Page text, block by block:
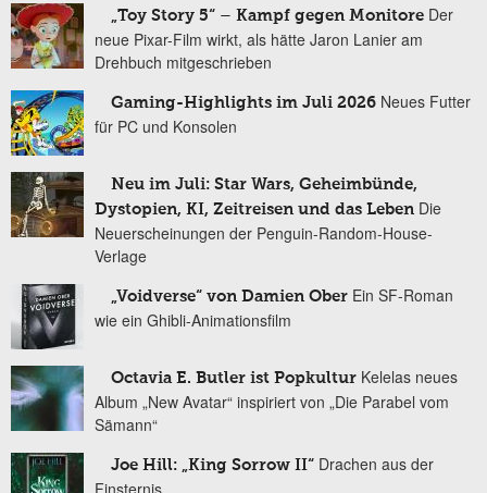
„Toy Story 5“ – Kampf gegen Monitore Der
neue Pixar-Film wirkt, als hätte Jaron Lanier am
Drehbuch mitgeschrieben
Gaming-Highlights im Juli 2026 Neues Futter
für PC und Konsolen
Neu im Juli: Star Wars, Geheimbünde,
Dystopien, KI, Zeitreisen und das Leben Die
Neuerscheinungen der Penguin-Random-House-
Verlage
„Voidverse“ von Damien Ober Ein SF-Roman
wie ein Ghibli-Animationsfilm
Octavia E. Butler ist Popkultur Kelelas neues
Album „New Avatar“ inspiriert von „Die Parabel vom
Sämann“
Joe Hill: „King Sorrow II“ Drachen aus der
Finsternis